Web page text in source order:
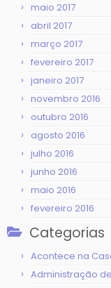
maio 2017
abril 2017
março 2017
fevereiro 2017
janeiro 2017
novembro 2016
outubro 2016
agosto 2016
julho 2016
junho 2016
maio 2016
fevereiro 2016
Categorias
Acontece na
Administração